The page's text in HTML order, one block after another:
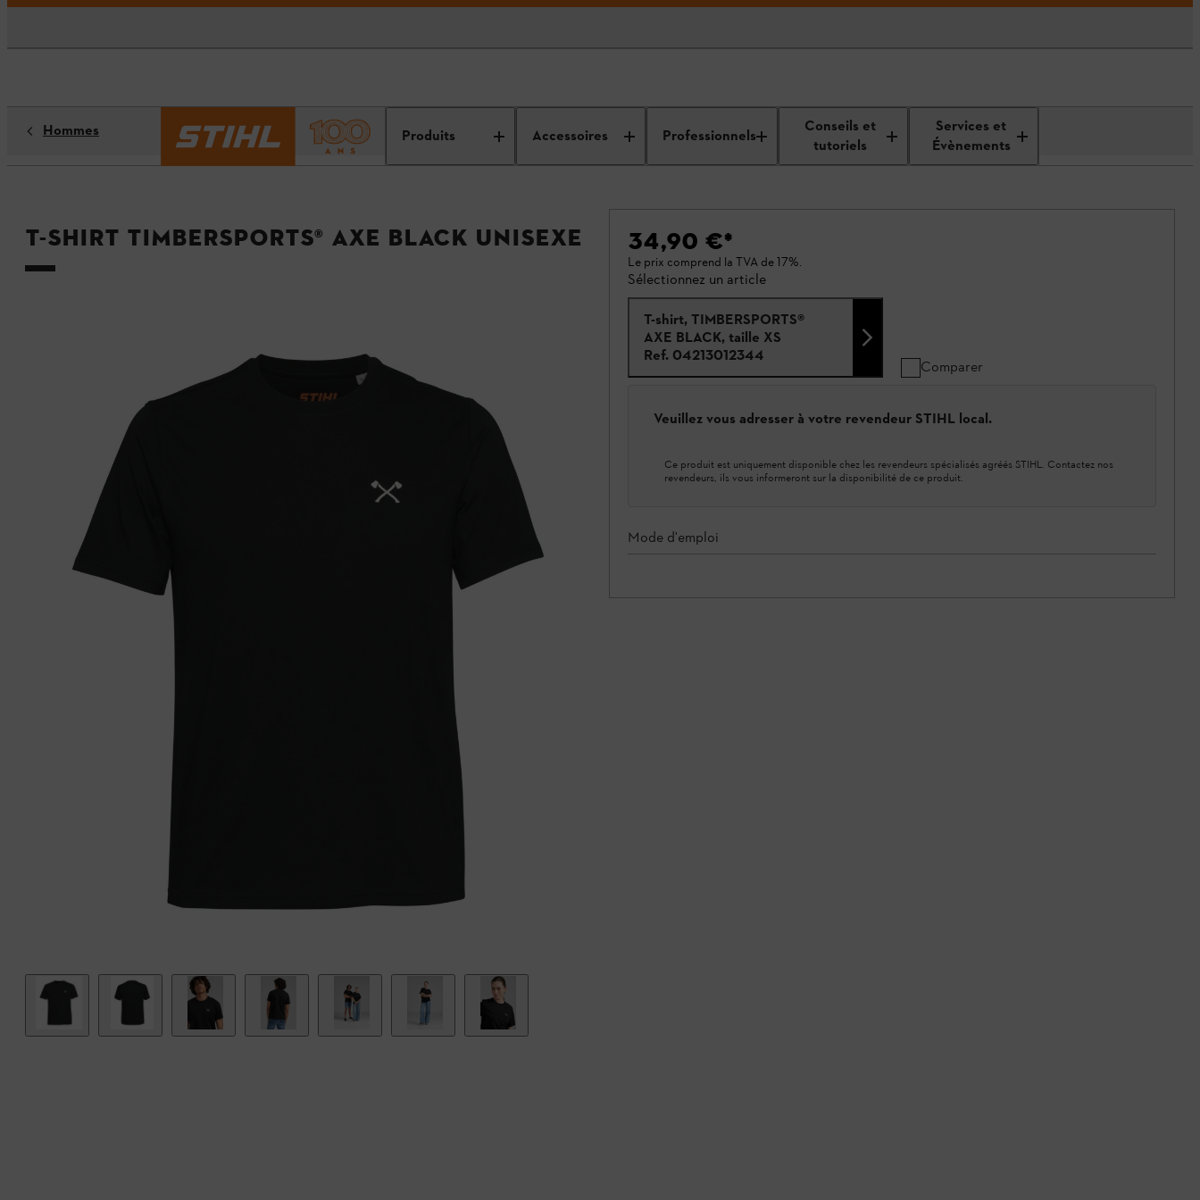
Produits Accessoires Professionnels
Conseils et
tutoriels
Services et
Évènements
Hommes
T-shirt TIMBERSPORTS® AXE BLACK Unisexe 34,90 €*
Le prix comprend la TVA de 17%.
Sélectionnez un article
T-shirt, TIMBERSPORTS®
AXE BLACK, taille XS
Ref. 04213012344
Comparer
Veuillez vous adresser à votre revendeur STIHL local.
Ce produit est uniquement disponible chez les revendeurs spécialisés agréés STIHL. Contactez nos
revendeurs, ils vous informeront sur la disponibilité de ce produit.
Mode d'emploi